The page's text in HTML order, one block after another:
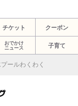
チケット クーポン
おでかけ
ニュース
子育て
ールわくわく